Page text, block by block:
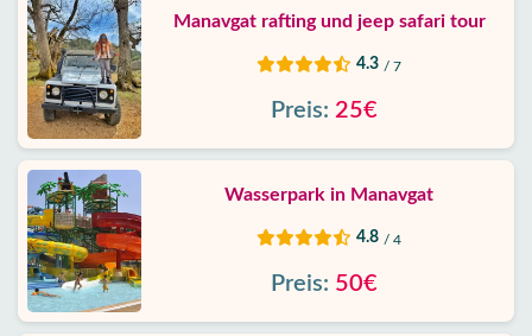
Manavgat rafting und jeep safari tour
4.3 / 7
Preis: 25€
Wasserpark in Manavgat
4.8 / 4
Preis: 50€